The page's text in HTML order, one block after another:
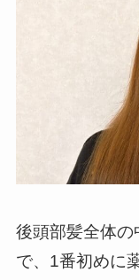
後頭部髪全体
で、1番初めに